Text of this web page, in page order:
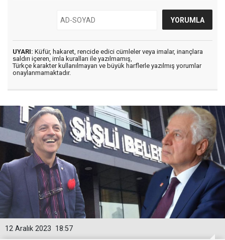
UYARI: Küfür, hakaret, rencide edici cümleler veya imalar, inançlara
saldırı içeren, imla kuralları ile yazılmamış,
Türkçe karakter kullanılmayan ve büyük harflerle yazılmış yorumlar
onaylanmamaktadır.
18:57
12 Aralık 2023